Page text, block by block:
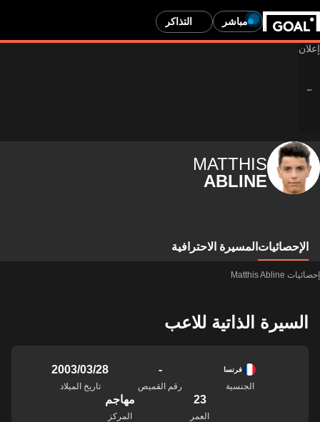
مباشر التذاكر
MATTHIS
ABLINE
الإحصائيات المسيرة الاحترافية
إحصائيات Matthis Abline
السيرة الذاتية للاعب
فرنسا
الجنسية
-
رقم القميص
28‏/03‏/2003
تاريخ الميلاد
23
العمر
مهاجم
المركز